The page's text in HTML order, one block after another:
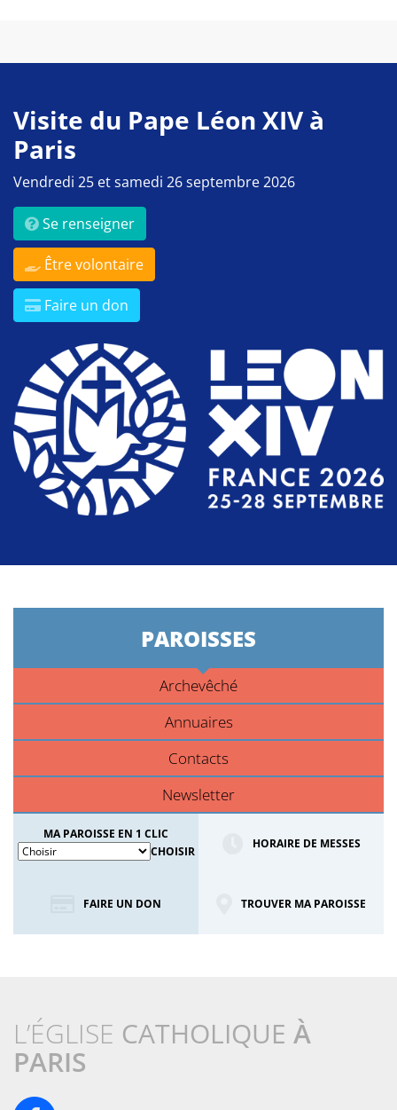
Visite du Pape Léon XIV à
Paris
Vendredi 25 et samedi 26 septembre 2026
Se renseigner
Être volontaire
Faire un don
PAROISSES
Archevêché
Annuaires
Contacts
Newsletter
MA PAROISSE EN 1 CLIC
CHOISIR
HORAIRE DE MESSES
FAIRE UN DON TROUVER MA PAROISSE
L’ÉGLISE CATHOLIQUE À
PARIS